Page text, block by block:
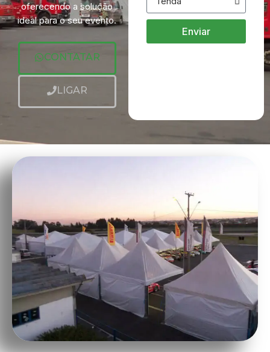
oferecendo a solução
ideal para o seu evento.
CONTATAR
LIGAR
Enviar